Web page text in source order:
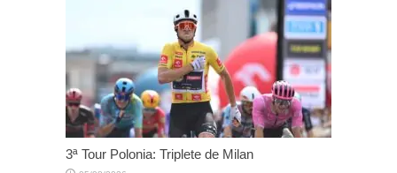
3ª Tour Polonia: Triplete de Milan